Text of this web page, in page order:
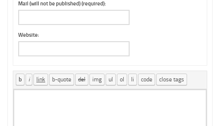
Mail (will not be published) (required):
Website: